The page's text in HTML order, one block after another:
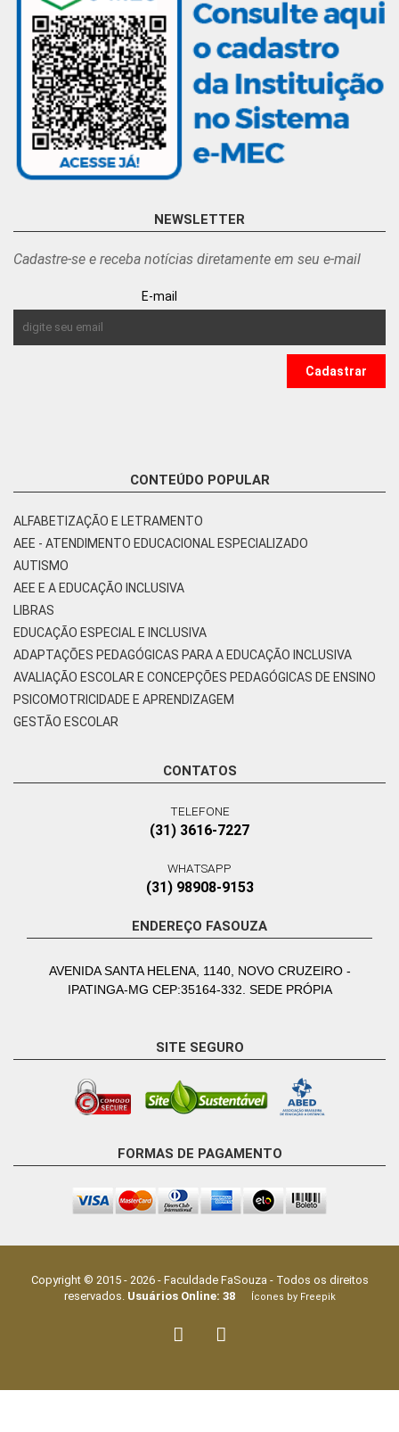
NEWSLETTER
Cadastre-se e receba notícias diretamente em seu e-mail
E-mail
CONTEÚDO POPULAR
ALFABETIZAÇÃO E LETRAMENTO
AEE - ATENDIMENTO EDUCACIONAL ESPECIALIZADO
AUTISMO
AEE E A EDUCAÇÃO INCLUSIVA
LIBRAS
EDUCAÇÃO ESPECIAL E INCLUSIVA
ADAPTAÇÕES PEDAGÓGICAS PARA A EDUCAÇÃO INCLUSIVA
AVALIAÇÃO ESCOLAR E CONCEPÇÕES PEDAGÓGICAS DE ENSINO
PSICOMOTRICIDADE E APRENDIZAGEM
GESTÃO ESCOLAR
CONTATOS
TELEFONE
(31) 3616-7227
WHATSAPP
(31) 98908-9153
ENDEREÇO FASOUZA
AVENIDA SANTA HELENA, 1140, NOVO CRUZEIRO -
IPATINGA-MG CEP:35164-332. SEDE PRÓPIA
SITE SEGURO
FORMAS DE PAGAMENTO
Copyright © 2015 - 2026- Faculdade FaSouza - Todos os direitos
reservados. Usuários Online: 38Ícones by Freepik